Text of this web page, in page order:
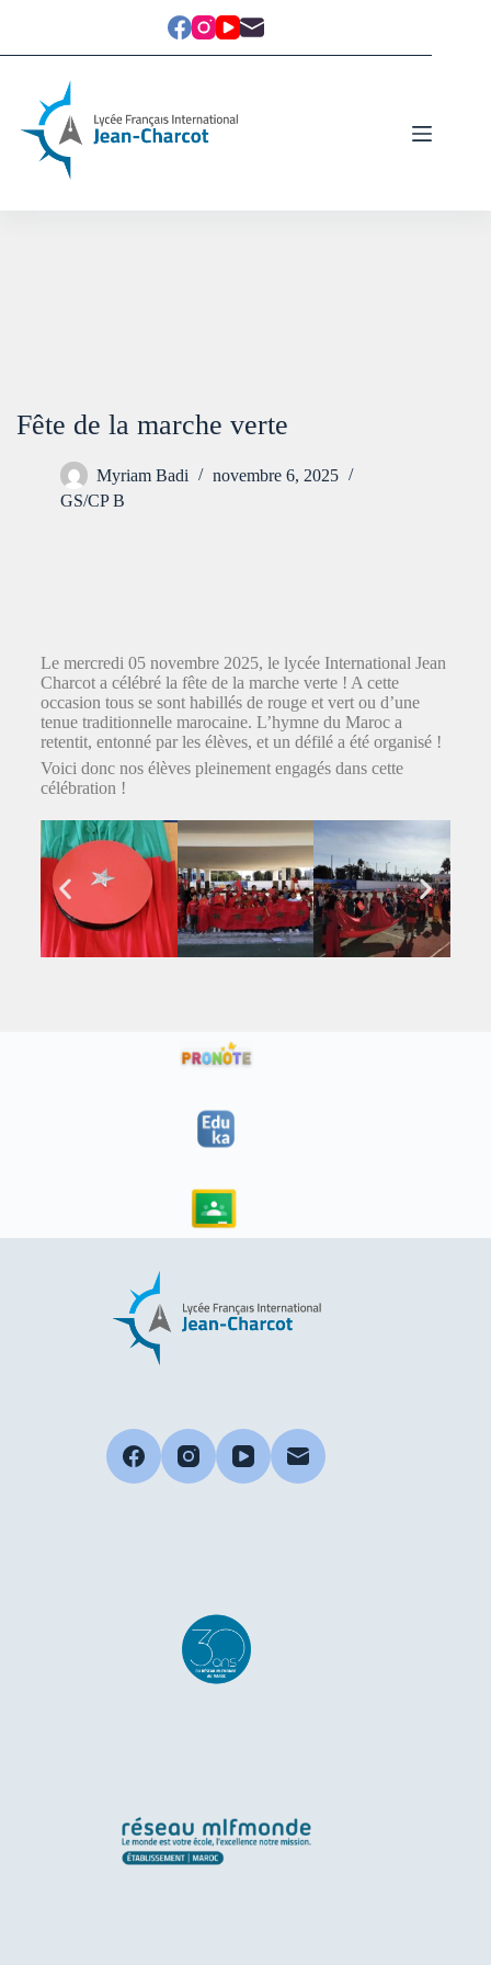
Fête de la marche verte
Myriam Badi
novembre 6, 2025
GS/CP B
Le mercredi 05 novembre 2025, le lycée International Jean
Charcot a célébré la fête de la marche verte ! A cette
occasion tous se sont habillés de rouge et vert ou d’une
tenue traditionnelle marocaine. L’hymne du Maroc a
retentit, entonné par les élèves, et un défilé a été organisé !
Voici donc nos élèves pleinement engagés dans cette
célébration !